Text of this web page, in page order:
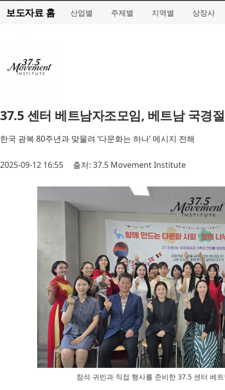
보도자료 홈 산업별 주제별 지역별 상장사
37.5 센터 베트남자조모임, 베트남 국경
한국 광복 80주년과 맞물려 ‘다문화는 하나’ 메시지 전해
2025-09-12 16:55 출처: 37.5 Movement Institute
참석 귀빈과 직접 행사를 준비한 37.5 센터 베